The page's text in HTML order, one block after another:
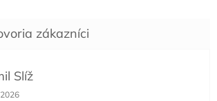
Slíž
obchodu je 5 z 5 hviezdičiek.